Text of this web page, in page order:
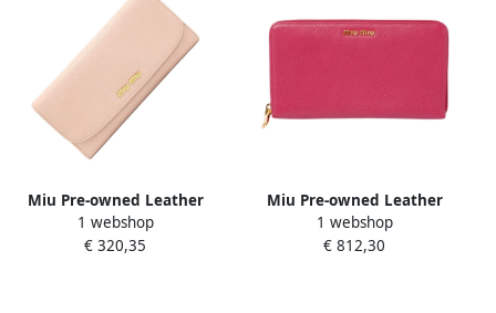
Miu Pre-owned Leather
wallets Pink Dames
1 webshop
€ 320,35
Miu Pre-owned Leather
wallets Pink Dames
1 webshop
€ 812,30